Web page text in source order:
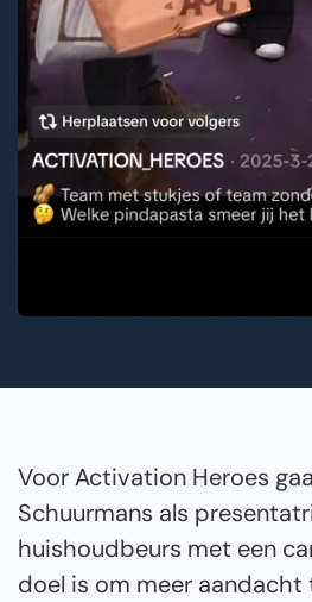
Voor Activation Heroes
Schuurmans als
huishoudbeurs met een
doel is om meer aandacht